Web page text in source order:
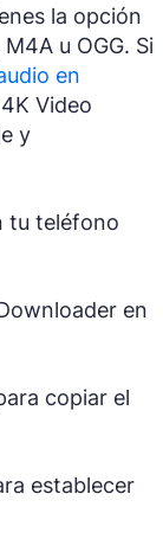
la opción
u OGG. Si
en
Video
y
tu teléfono
en
copiar el
establecer